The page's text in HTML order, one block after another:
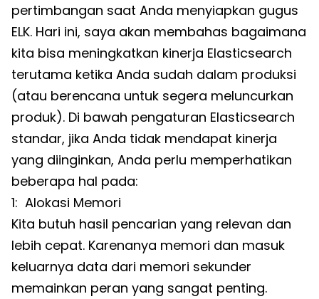
pertimbangan saat Anda menyiapkan gugus
ELK. Hari ini, saya akan membahas bagaimana
kita bisa meningkatkan kinerja Elasticsearch
terutama ketika Anda sudah dalam produksi
(atau berencana untuk segera meluncurkan
produk). Di bawah pengaturan Elasticsearch
standar, jika Anda tidak mendapat kinerja
yang diinginkan, Anda perlu memperhatikan
beberapa hal pada:
1: Alokasi Memori
Kita butuh hasil pencarian yang relevan dan
lebih cepat. Karenanya memori dan masuk
keluarnya data dari memori sekunder
memainkan peran yang sangat penting.